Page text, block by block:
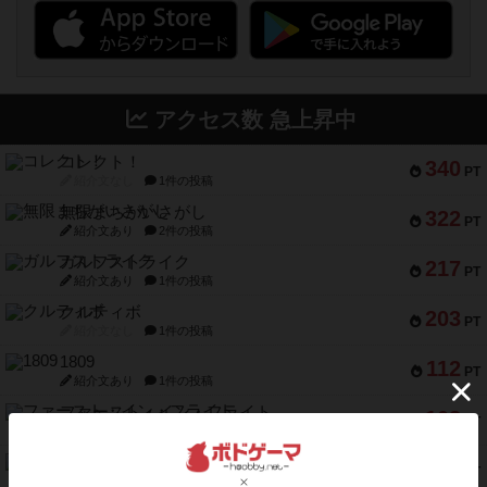
アクセス数 急上昇中
340 PT
コレクト！
1件の投稿
322 PT
無限まちがいさがし
紹介文あり 2件の投稿
217 PT
ガルフストライク
紹介文あり 1件の投稿
203 PT
クルティボ
1件の投稿
112 PT
1809
紹介文あり 1件の投稿
108 PT
ファースト・イン・フライト
PT
モズビ－ズ・レイダ－ズ